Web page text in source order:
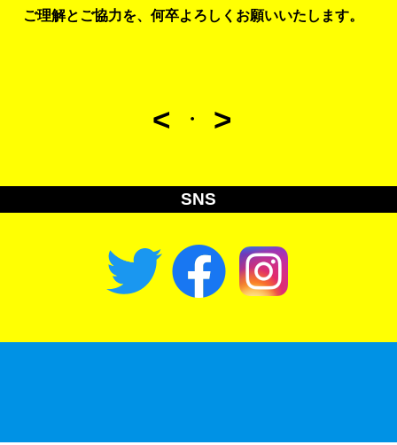
ご理解とご協力を、何卒よろしくお願いいたします。
< ・ >
SNS